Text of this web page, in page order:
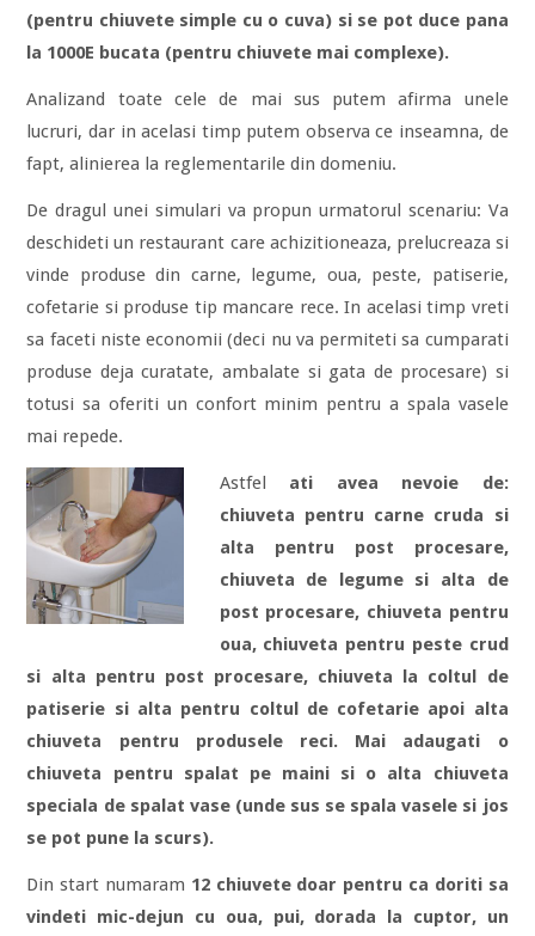
(pentru chiuvete simple cu o cuva) si se pot duce pana
la 1000E bucata (pentru chiuvete mai complexe).
Analizand toate cele de mai sus putem afirma unele
lucruri, dar in acelasi timp putem observa ce inseamna, de
fapt, alinierea la reglementarile din domeniu.
De dragul unei simulari va propun urmatorul scenariu: Va
deschideti un restaurant care achizitioneaza, prelucreaza si
vinde produse din carne, legume, oua, peste, patiserie,
cofetarie si produse tip mancare rece. In acelasi timp vreti
sa faceti niste economii (deci nu va permiteti sa cumparati
produse deja curatate, ambalate si gata de procesare) si
totusi sa oferiti un confort minim pentru a spala vasele
mai repede.
Astfel ati avea nevoie de:
chiuveta pentru carne cruda si
alta pentru post procesare,
chiuveta de legume si alta de
post procesare, chiuveta pentru
oua, chiuveta pentru peste crud
si alta pentru post procesare, chiuveta la coltul de
patiserie si alta pentru coltul de cofetarie apoi alta
chiuveta pentru produsele reci. Mai adaugati o
chiuveta pentru spalat pe maini si o alta chiuveta
speciala de spalat vase (unde sus se spala vasele si jos
se pot pune la scurs).
Din start numaram 12 chiuvete doar pentru ca doriti sa
vindeti mic-dejun cu oua, pui, dorada la cuptor, un